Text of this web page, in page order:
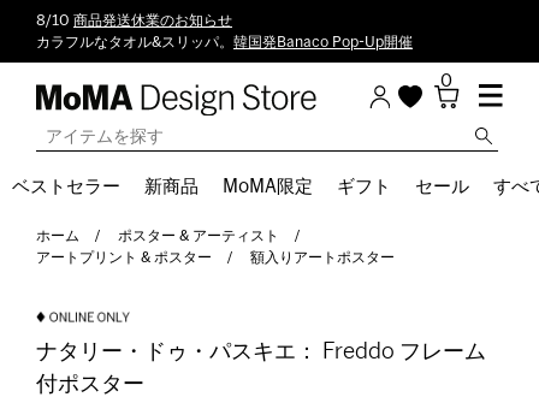
8/10 商品発送休業のお知らせ
カラフルなタオル&スリッパ。 韓国発Banaco Pop-Up開催
0
ベストセラー 新商品 MoMA限定 ギフト セール すべ
ホーム
ポスター & アーティスト
アートプリント & ポスター
額入りアートポスター
ナタリー・ドゥ・パスキエ： Freddo フレーム
付ポスター